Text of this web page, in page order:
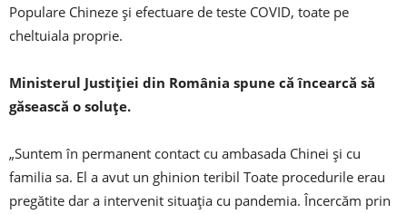
Populare Chineze și efectuare de teste COVID, toate pe
cheltuiala proprie.
Ministerul Justiției din România spune că încearcă să
găsească o soluțe.
„Suntem în permanent contact cu ambasada Chinei și cu
familia sa. El a avut un ghinion teribil Toate procedurile erau
pregătite dar a intervenit situația cu pandemia. Încercăm prin